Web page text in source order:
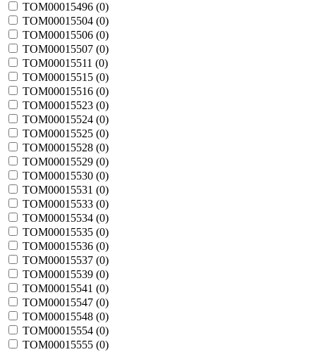
TOM00015496 (0)
TOM00015504 (0)
TOM00015506 (0)
TOM00015507 (0)
TOM00015511 (0)
TOM00015515 (0)
TOM00015516 (0)
TOM00015523 (0)
TOM00015524 (0)
TOM00015525 (0)
TOM00015528 (0)
TOM00015529 (0)
TOM00015530 (0)
TOM00015531 (0)
TOM00015533 (0)
TOM00015534 (0)
TOM00015535 (0)
TOM00015536 (0)
TOM00015537 (0)
TOM00015539 (0)
TOM00015541 (0)
TOM00015547 (0)
TOM00015548 (0)
TOM00015554 (0)
TOM00015555 (0)